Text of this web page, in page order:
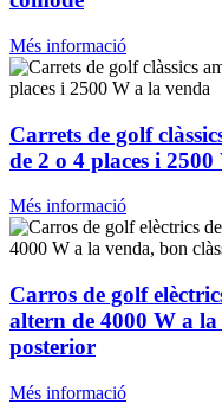
Més informació
Carrets de golf
de 2 o 4 places i
Més informació
Carros de golf
altern de 4000 W a
posterior
Més informació